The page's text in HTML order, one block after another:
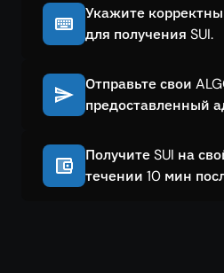
Укажите
для получения SUI.
Отправьте свои
предоставленный
Получите SUI на
течении 10 мин